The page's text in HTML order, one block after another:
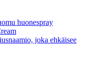
huonespray
joka ehkäisee